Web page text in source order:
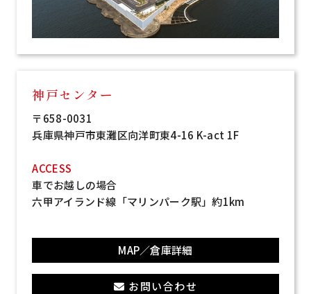
神戸センター
〒658-0031
兵庫県神戸市東灘区向洋町東4-16 K-act 1F
ACCESS
車でお越しの場合
六甲アイランド線「マリンパーク駅」約1km
MAP／倉庫詳細
お問い合わせ